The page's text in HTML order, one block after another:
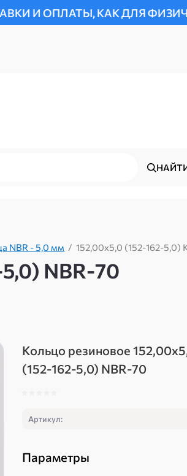
ДЛЯ ФИЗИЧЕСКИХ ТАК И
NBR - 5,0 мм / 152,00х5,0 (152-162-5,0)
NBR-70
Кольцо резиновое
(152-162-5,0) NBR-70
Артикул:
Параметры